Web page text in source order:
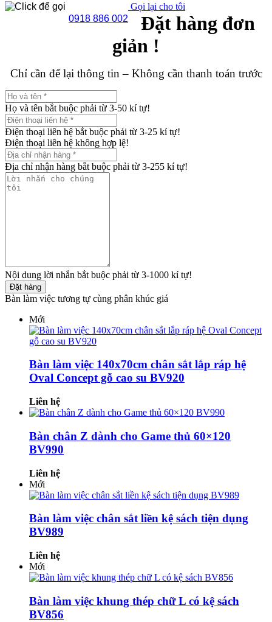
0918 886 002
Gọi lại cho tôi
Đặt hàng đơn
giản !
Chỉ cần để lại thông tin – Không cần thanh toán trước
Họ và tên bắt buộc phải từ 3-50 kí tự!
Điện thoại liên hệ bắt buộc phải từ 3-25 kí tự!
Điện thoại liên hệ không hợp lệ!
Địa chỉ nhận hàng bắt buộc phải từ 3-255 kí tự!
Nội dung lời nhắn bắt buộc phải từ 3-1000 kí tự!
Đặt hàng
Bàn làm việc tương tự cùng phân khúc giá
Mới
Bàn làm việc 140x70cm chân sắt lắp ráp hệ
Oval Concept gỗ cao su BV920
Liên hệ
Bàn chân Z dành cho Game thủ 60×120
BV990
Liên hệ
Mới
Bàn làm việc chân sắt liền kệ sách tiện dụng
BV989
Liên hệ
Mới
Bàn làm việc khung thép chữ L có kệ sách
BV856